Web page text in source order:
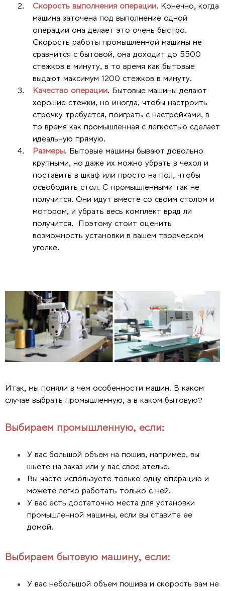
Скорость выполнения операции. Конечно, когда
машина заточена под выполнение одной
операции она делает это очень быстро.
Скорость работы промышленной машины не
сравнится с бытовой, она доходит до 5500
стежков в минуту, в то время как бытовые
выдают максимум 1200 стежков в минуту.
Качество операции. Бытовые машины делают
хорошие стежки, но иногда, чтобы настроить
строчку требуется, поиграть с настройками, в
то время как промышленная с легкостью сделает
идеальную прямую.
Размеры. Бытовые машины бывают довольно
крупными, но даже их можно убрать в чехол и
поставить в шкаф или просто на пол, чтобы
освободить стол. С промышленными так не
получится. Они идут вместе со своим столом и
мотором, и убрать весь комплект вряд ли
получится. Поэтому стоит оценить
возможность установки в вашем творческом
уголке.
Итак, мы поняли в чем особенности машин. В каком
случае выбрать промышленную, а в каком бытовую?
Выбираем промышленную, если:
У вас большой объем на пошив, например, вы
шьете на заказ или у вас свое ателье.
Вы часто используете только одну операцию и
можете легко работать только с ней.
У вас есть достаточно места для установки
промышленной машины, если вы ставите ее
домой.
Выбираем бытовую машину, если:
У вас небольшой объем пошива и скорость вам не